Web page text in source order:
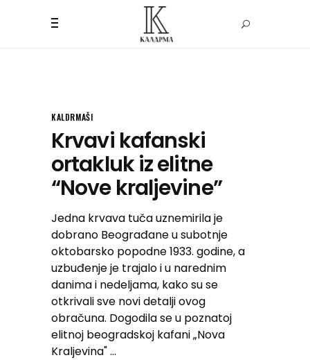
KALDRMAŠI
Krvavi kafanski
ortakluk iz elitne
“Nove kraljevine”
Jedna krvava tuča uznemirila je
dobrano Beograđane u subotnje
oktobarsko popodne 1933. godine, a
uzbuđenje je trajalo i u narednim
danima i nedeljama, kako su se
otkrivali sve novi detalji ovog
obračuna. Dogodila se u poznatoj
elitnoj beogradskoj kafani „Nova
Kraljevina"